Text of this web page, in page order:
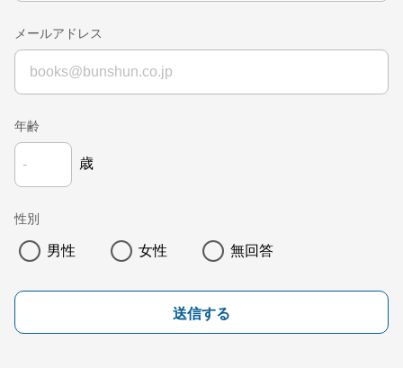
メールアドレス
年齢
歳
性別
男性 女性 無回答
送信する